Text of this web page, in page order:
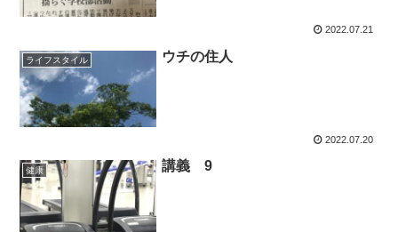
2022.07.21
ライフスタイル ウチの住人
2022.07.20
健康 講義 9